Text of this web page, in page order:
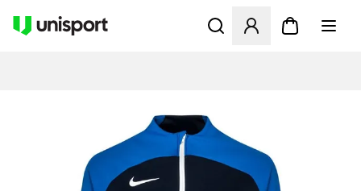
Åbner en Modal til at